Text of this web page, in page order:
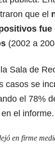
que el
fue
(2002 a
Sala de
casos se
el 78%
el informe.
en firme